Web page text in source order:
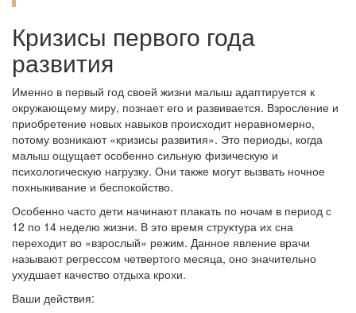
Кризисы первого года
развития
Именно в первый год своей жизни малыш адаптируется к
окружающему миру, познает его и развивается. Взросление и
приобретение новых навыков происходит неравномерно,
потому возникают «кризисы развития». Это периоды, когда
малыш ощущает особенно сильную физическую и
психологическую нагрузку. Они также могут вызвать ночное
похныкивание и беспокойство.
Особенно часто дети начинают плакать по ночам в период с
12 по 14 неделю жизни. В это время структура их сна
переходит во «взрослый» режим. Данное явление врачи
называют регрессом четвертого месяца, оно значительно
ухудшает качество отдыха крохи.
Ваши действия: